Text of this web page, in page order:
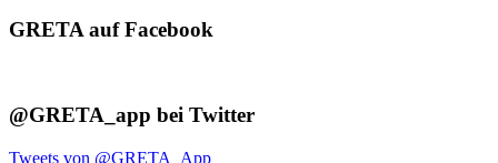
GRETA auf Facebook
@GRETA_app bei Twitter
Tweets von @GRETA_App